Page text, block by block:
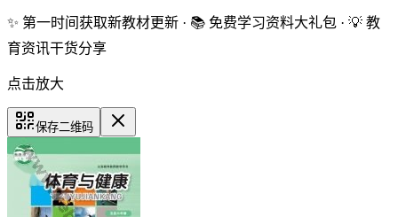
✨ 第一时间获取新教材更新 · 📚 免费学习资料大礼包 · 💡 教
育资讯干货分享
点击放大
保存二维码